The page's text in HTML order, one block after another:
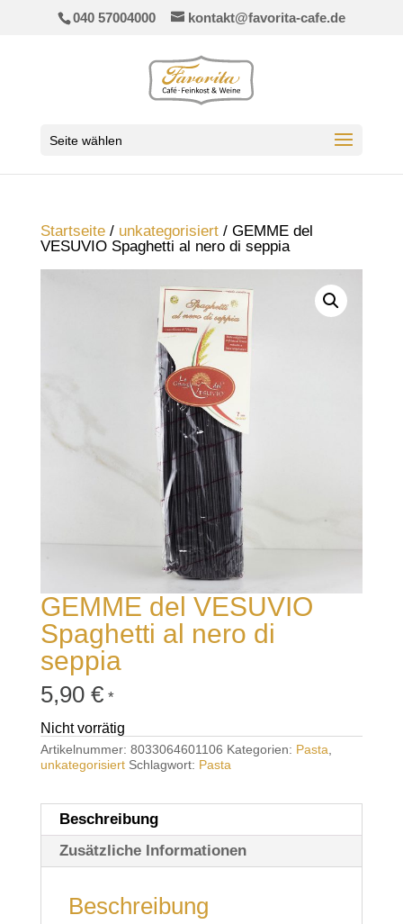
040 57004000 kontakt@favorita-cafe.de
Seite wählen
Startseite/ unkategorisiert/ GEMME del
VESUVIO Spaghetti al nero di seppia
GEMME del VESUVIO
Spaghetti al nero di
seppia
5,90 € *
Nicht vorrätig
Artikelnummer: 8033064601106 Kategorien: Pasta
unkategorisiert Schlagwort: Pasta
Beschreibung
Zusätzliche Informationen
Beschreibung